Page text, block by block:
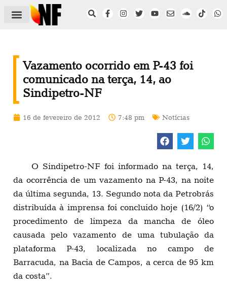
Vazamento ocorrido em P-43 foi
comunicado na terça, 14, ao
Sindipetro-NF
16 de fevereiro de 2012 7:48 pm Notícias
O Sindipetro-NF foi informado na terça, 14,
da ocorrência de um vazamento na P-43, na noite
da última segunda, 13. Segundo nota da Petrobrás
distribuída à imprensa foi concluido hoje (16/2) “o
procedimento de limpeza da mancha de óleo
causada pelo vazamento de uma tubulação da
plataforma P-43, localizada no campo de
Barracuda, na Bacia de Campos, a cerca de 95 km
da costa”.